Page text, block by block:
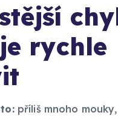
rychle
příliš mnoho